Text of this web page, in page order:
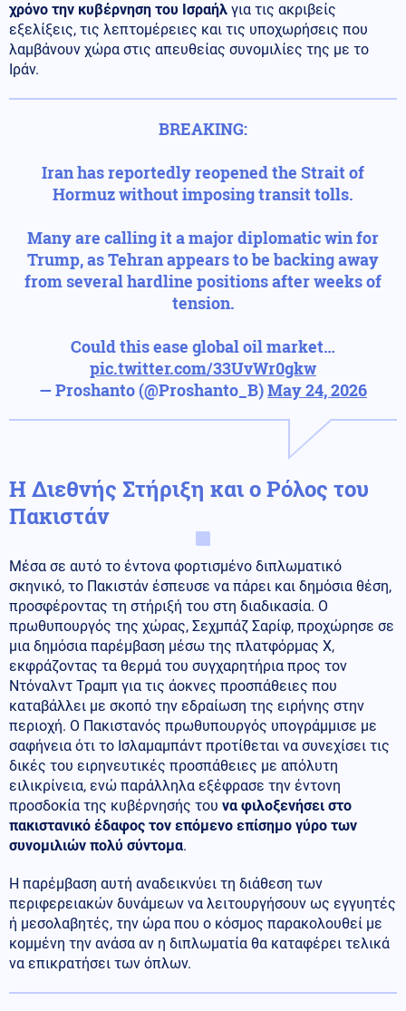
χρόνο την κυβέρνηση του Ισραήλ για τις ακριβείς
εξελίξεις, τις λεπτομέρειες και τις υποχωρήσεις που
λαμβάνουν χώρα στις απευθείας συνομιλίες της με το
Ιράν.
BREAKING:
Iran has reportedly reopened the Strait of
Hormuz without imposing transit tolls.
Many are calling it a major diplomatic win for
Trump, as Tehran appears to be backing away
from several hardline positions after weeks of
tension.
Could this ease global oil market…
pic.twitter.com/33UvWr0gkw
— Proshanto (@Proshanto_B)May 24, 2026
Η Διεθνής Στήριξη και ο Ρόλος του
Πακιστάν
Μέσα σε αυτό το έντονα φορτισμένο διπλωματικό
σκηνικό, το Πακιστάν έσπευσε να πάρει και δημόσια θέση,
προσφέροντας τη στήριξή του στη διαδικασία. Ο
πρωθυπουργός της χώρας, Σεχμπάζ Σαρίφ, προχώρησε σε
μια δημόσια παρέμβαση μέσω της πλατφόρμας Χ,
εκφράζοντας τα θερμά του συγχαρητήρια προς τον
Ντόναλντ Τραμπ για τις άοκνες προσπάθειες που
καταβάλλει με σκοπό την εδραίωση της ειρήνης στην
περιοχή. Ο Πακιστανός πρωθυπουργός υπογράμμισε με
σαφήνεια ότι το Ισλαμαμπάντ προτίθεται να συνεχίσει τις
δικές του ειρηνευτικές προσπάθειες με απόλυτη
ειλικρίνεια, ενώ παράλληλα εξέφρασε την έντονη
προσδοκία της κυβέρνησής του να φιλοξενήσει στο
πακιστανικό έδαφος τον επόμενο επίσημο γύρο των
συνομιλιών πολύ σύντομα.
Η παρέμβαση αυτή αναδεικνύει τη διάθεση των
περιφερειακών δυνάμεων να λειτουργήσουν ως εγγυητές
ή μεσολαβητές, την ώρα που ο κόσμος παρακολουθεί με
κομμένη την ανάσα αν η διπλωματία θα καταφέρει τελικά
να επικρατήσει των όπλων.